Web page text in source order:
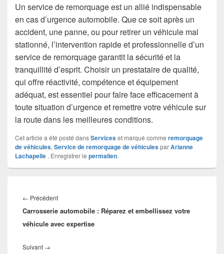
Un service de remorquage est un allié indispensable
en cas d’urgence automobile. Que ce soit après un
accident, une panne, ou pour retirer un véhicule mal
stationné, l’intervention rapide et professionnelle d’un
service de remorquage garantit la sécurité et la
tranquillité d’esprit. Choisir un prestataire de qualité,
qui offre réactivité, compétence et équipement
adéquat, est essentiel pour faire face efficacement à
toute situation d’urgence et remettre votre véhicule sur
la route dans les meilleures conditions.
Cet article a été posté dansServiceset marqué comme remorquage
de véhicules, Service de remorquage de véhiculesparArianne
Lachapelle . Enregistrer le permalien.
de
l’article
← PrécédentArticle
précédent :
Carrosserie automobile : Réparez et embellissez votre
véhicule avec expertise
Suivant →